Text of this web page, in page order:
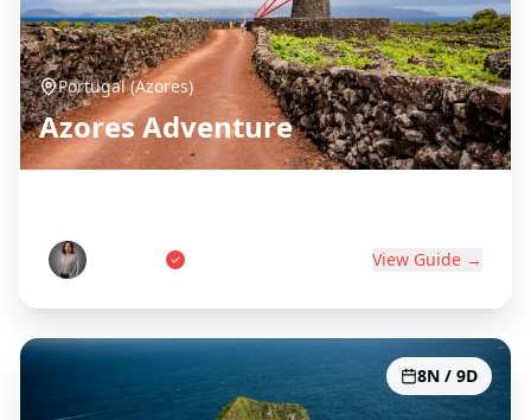
Portugal (Azores)
Azores Adventure
View Guide →
8N / 9D